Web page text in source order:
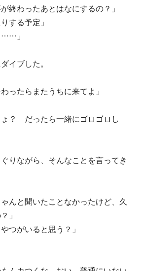
終わったあとはなにするの？」
する予定」
……」
イブした。
ったらまたうちに来てよ」
ょ？ だったら一緒にゴロゴロし
りながら、そんなことを言ってき
んと聞いたことなかったけど、久
」
つがいると思う？」